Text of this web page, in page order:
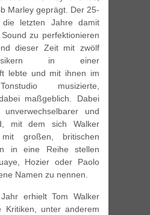
Marley geprägt. Der 25-
letzten Jahre damit
zu perfektionieren
dieser Zeit mit zwölf
in einer
lebte und mit ihnen im
musizierte,
maßgeblich. Dabei
und
mit dem sich Walker
großen, britischen
in eine Reihe stellen
Hozier oder Paolo
Namen zu nennen.
erhielt Tom Walker
Kritiken, unter anderem